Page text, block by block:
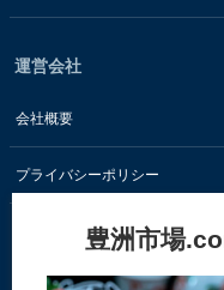
運営会社
会社概要
プライバシーポリシー
豊洲市場